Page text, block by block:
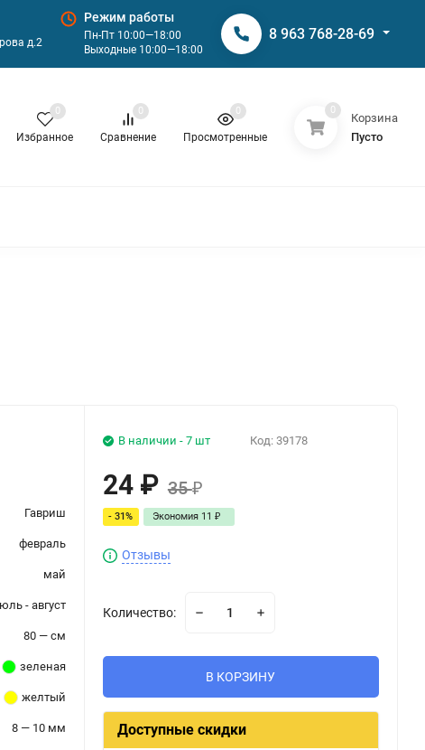
д.2
Режим работы
Пн-Пт 10:00—18:00
Выходные 10:00—18:00
8 963 768-28-69
Избранное
0
Сравнение
0
Просмотренные
0 0
Корзина
Пусто
Гавриш
февраль
май
- август
80 — см
зеленая
желтый
8 — 10 мм
В наличии - 7 шт Код: 39178
24 ₽ 35₽
- 31% Экономия 11 ₽
Отзывы
Количество:
В КОРЗИНУ
Доступные скидки